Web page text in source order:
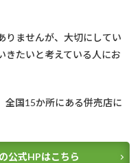
りませんが、大切にしてい
きたいと考えている人にお
全国15か所にある併売店に
公式HPはこちら